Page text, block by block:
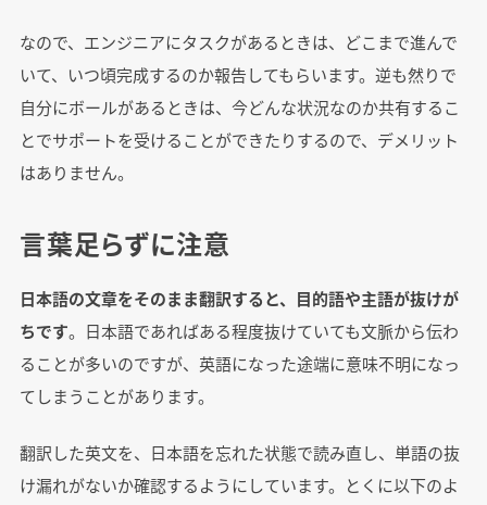
なので、エンジニアにタスクがあるときは、どこまで進んで
いて、いつ頃完成するのか報告してもらいます。逆も然りで
自分にボールがあるときは、今どんな状況なのか共有するこ
とでサポートを受けることができたりするので、デメリット
はありません。
言葉足らずに注意
日本語の文章をそのまま翻訳すると、目的語や主語が抜けが
ちです。日本語であればある程度抜けていても文脈から伝わ
ることが多いのですが、英語になった途端に意味不明になっ
てしまうことがあります。
翻訳した英文を、日本語を忘れた状態で読み直し、単語の抜
け漏れがないか確認するようにしています。とくに以下のよ